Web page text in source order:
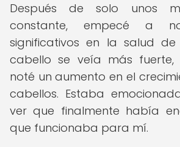
Después de solo unos
constante, empecé a
significativos en la salud
cabello se veía más
noté un aumento en el
cabellos. Estaba
ver que finalmente había
que funcionaba para mí.